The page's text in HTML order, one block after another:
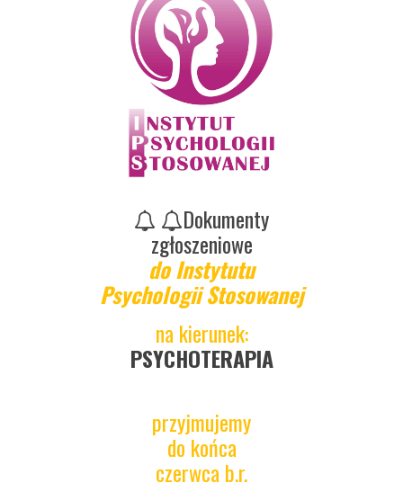
Dokumenty
zgłoszeniowe
do Instytutu
Psychologii Stosowanej
na kierunek:
PSYCHOTERAPIA
przyjmujemy
do końca
czerwca b.r.